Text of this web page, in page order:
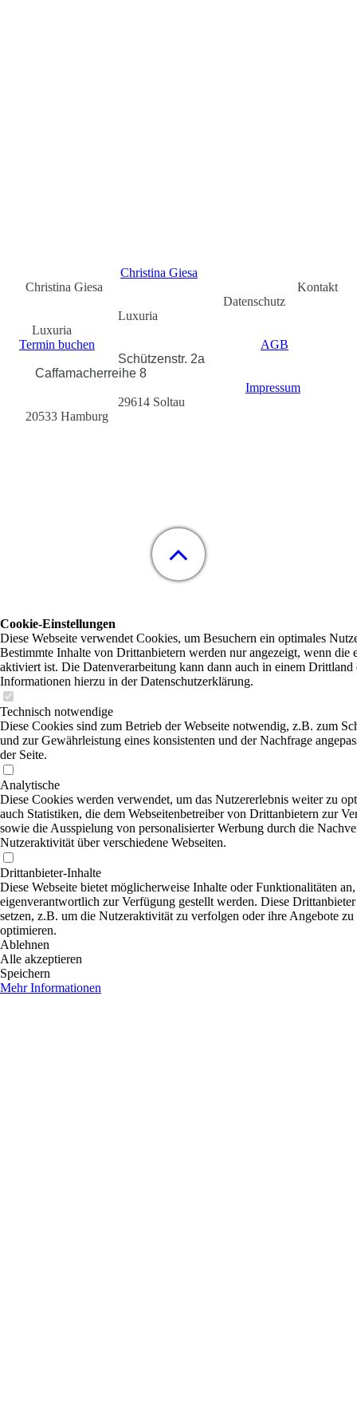
Christina Giesa
Christina Giesa Kontakt
Datenschutz
Luxuria
Luxuria
Termin buchen
AGB
Schützenstr. 2a
Caffamacherreihe 8
Impressum
29614 Soltau
20533 Hamburg
Cookie-Einstellungen
Diese Webseite verwendet Cookies, um Besuchern ein optimales
Bestimmte Inhalte von Drittanbietern werden nur angezeigt, wenn die
aktiviert ist. Die Datenverarbeitung kann dann auch in einem Drittland
Informationen hierzu in der Datenschutzerklärung.
Technisch notwendige
Diese Cookies sind zum Betrieb der Webseite notwendig, z.B. zum
und zur Gewährleistung eines konsistenten und der Nachfrage
der Seite.
Analytische
Diese Cookies werden verwendet, um das Nutzererlebnis weiter zu
auch Statistiken, die dem Webseitenbetreiber von Drittanbietern zur
sowie die Ausspielung von personalisierter Werbung durch die
Nutzeraktivität über verschiedene Webseiten.
Drittanbieter-Inhalte
Diese Webseite bietet möglicherweise Inhalte oder Funktionalitäten
eigenverantwortlich zur Verfügung gestellt werden. Diese
setzen, z.B. um die Nutzeraktivität zu verfolgen oder ihre Angebote zu
optimieren.
Ablehnen
Alle akzeptieren
Speichern
Mehr Informationen